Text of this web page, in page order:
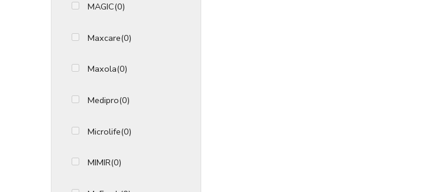
MAGIC(0)
Maxcare(0)
Maxola(0)
Medipro(0)
Microlife(0)
MIMIR(0)